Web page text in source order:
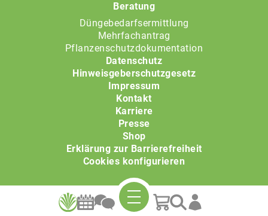
Beratung
Düngebedarfsermittlung
Mehrfachantrag
Pflanzenschutzdokumentation
Datenschutz
Hinweisgeberschutzgesetz
Impressum
Kontakt
Karriere
Presse
Shop
Erklärung zur Barrierefreiheit
Cookies konfigurieren